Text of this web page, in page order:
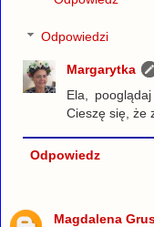
Odpowiedzi
Margarytka
Ela,
Cieszę się, że
Odpowiedz
Magdalena